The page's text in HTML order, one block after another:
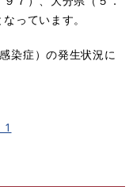
っています。
染症）の発生状況に